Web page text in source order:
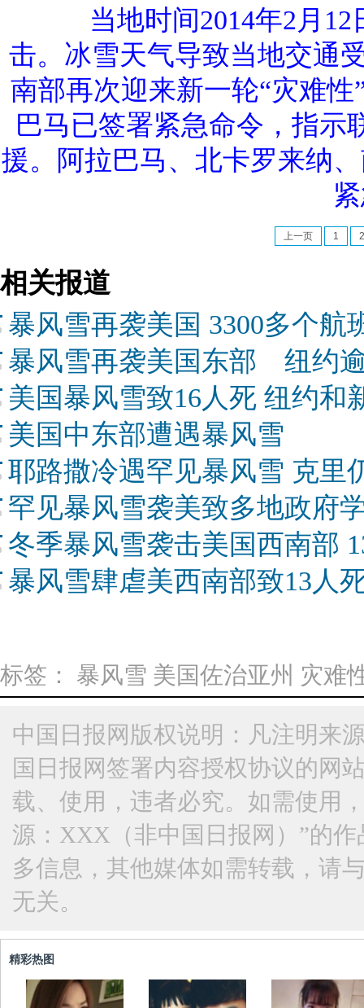
当地时间2014年2月12
击。冰雪天气导致当地交通
南部再次迎来新一轮“灾难
巴马已签署紧急命令，指示
援。阿拉巴马、北卡罗来纳
上一页 1 2
相关报道
暴风雪再袭美国 3300多个航
暴风雪再袭美国东部 纽约
美国暴风雪致16人死 纽约和
美国中东部遭遇暴风雪
耶路撒冷遇罕见暴风雪 克里
罕见暴风雪袭美致多地政府
冬季暴风雪袭击美国西南部
暴风雪肆虐美西南部致13人
标签： 暴风雪 美国佐治亚州 灾难
中国日报网版权说明：凡注明来
国日报网签署内容授权协议的网
载、使用，违者必究。如需使用
源：XXX（非中国日报网）”的
多信息，其他媒体如需转载，请
无关。
精彩热图